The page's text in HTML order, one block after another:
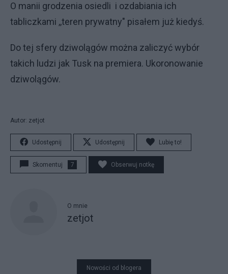
O manii grodzenia osiedli i ozdabiania ich
tabliczkami ,,teren prywatny" pisałem już kiedyś.
Do tej sfery dziwolągów można zaliczyć wybór
takich ludzi jak Tusk na premiera. Ukoronowanie
dziwolągów.
Autor: zetjot
Udostępnij Udostępnij Lubię to!
Skomentuj 7 Obserwuj notkę
O mnie
zetjot
Nowości od blogera